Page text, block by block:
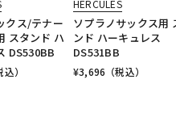
クス/テナー
スタンド ハ
DS530BB
）
HERCULES
ソプラノサックス用
ンド ハーキュレス
DS531BB
¥3,696 （税込）